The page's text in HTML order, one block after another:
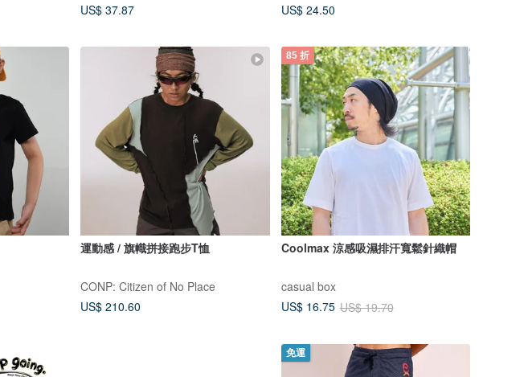
US$ 37.87
US$ 24.50
運動感 / 旗幟拼接跑步T恤
CONP: Citizen of No Place
US$ 210.60
85 折
Coolmax 涼感吸濕排汗寬鬆針織帽
casual box
US$ 16.75 US$ 19.70
免運